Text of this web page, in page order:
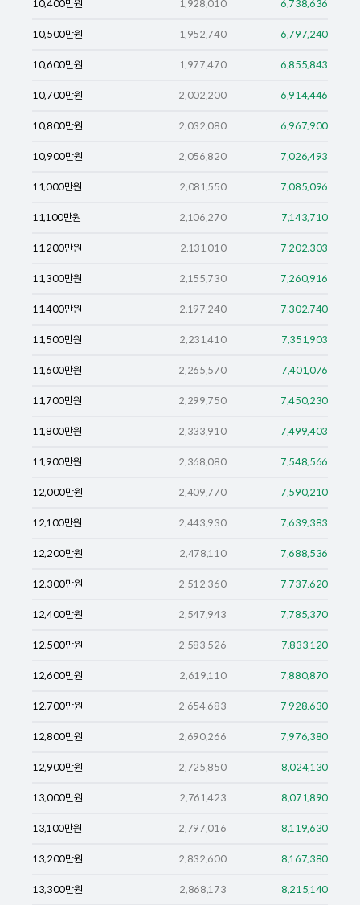
10,400만원 1,928,010 6,738,636
10,500만원 1,952,740 6,797,240
10,600만원 1,977,470 6,855,843
10,700만원 2,002,200 6,914,446
10,800만원 2,032,080 6,967,900
10,900만원 2,056,820 7,026,493
11,000만원 2,081,550 7,085,096
11,100만원 2,106,270 7,143,710
11,200만원 2,131,010 7,202,303
11,300만원 2,155,730 7,260,916
11,400만원 2,197,240 7,302,740
11,500만원 2,231,410 7,351,903
11,600만원 2,265,570 7,401,076
11,700만원 2,299,750 7,450,230
11,800만원 2,333,910 7,499,403
11,900만원 2,368,080 7,548,566
12,000만원 2,409,770 7,590,210
12,100만원 2,443,930 7,639,383
12,200만원 2,478,110 7,688,536
12,300만원 2,512,360 7,737,620
12,400만원 2,547,943 7,785,370
12,500만원 2,583,526 7,833,120
12,600만원 2,619,110 7,880,870
12,700만원 2,654,683 7,928,630
12,800만원 2,690,266 7,976,380
12,900만원 2,725,850 8,024,130
13,000만원 2,761,423 8,071,890
13,100만원 2,797,016 8,119,630
13,200만원 2,832,600 8,167,380
13,300만원 2,868,173 8,215,140